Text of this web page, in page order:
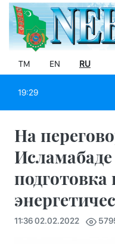
TM EN RU
19:29
На
11:36 02.02.2022